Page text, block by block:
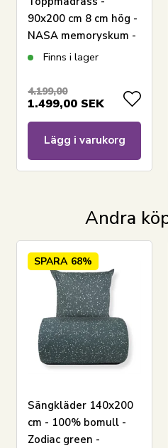
lägger stor vikt vid tidens
alltid innefattar moderiktiga
Se hela utbudet från By
Har du frågor
90x200 cm 8 cm hög -
NASA memoryskum -
Borg Living -
toppmadrass
Finns i lager
4.199,00
1.499,00 SEK
Lägg i varukorg
Andra
SPARA 68%
Sängkläder 140x200
cm - 100% bomull -
Zodiac green -